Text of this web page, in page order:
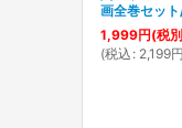
画全巻セッ
1,999円(税
(税込 : 2,199円